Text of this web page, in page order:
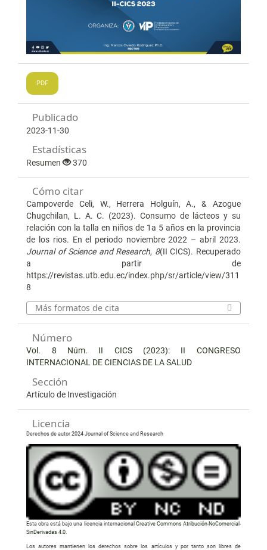
PDF
Publicado
2023-11-30
Estadísticas
Resumen 370
Cómo citar
Campoverde Celi, W., Herrera Holguín, A., & Azogue
Chugchilan, L. A. C. (2023). Consumo de lácteos y su
relación con la talla en niños de 1a 5 años en la provincia
de los rios. En el periodo noviembre 2022 – abril 2023.
Journal of Science and Research, 8(II CICS). Recuperado
a partir de
https://revistas.utb.edu.ec/index.php/sr/article/view/311
8
Más formatos de cita
Número
Vol. 8 Núm. II CICS (2023): II CONGRESO
INTERNACIONAL DE CIENCIAS DE LA SALUD
Sección
Artículo de Investigación
Licencia
Derechos de autor 2024 Journal of Science and Research
Esta obra está bajo una licencia internacionalCreative Commons Atribución-NoComercial-
SinDerivadas 4.0
Los autores mantienen los derechos sobre los artículos y por tanto son libres de